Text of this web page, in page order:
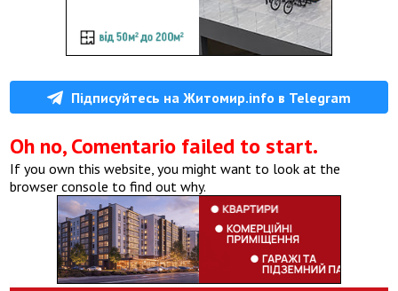
Підписуйтесь на Житомир.info в Telegram
Oh no, Comentario failed to start.
If you own this website, you might want to look at the
browser console to find out why.